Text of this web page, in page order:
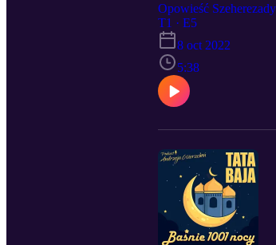
Opowieść
T1 · E5
8 oct 2022
5:38